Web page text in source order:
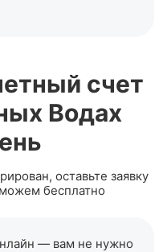
счет
Водах
оставьте заявку
бесплатно
— вам не нужно